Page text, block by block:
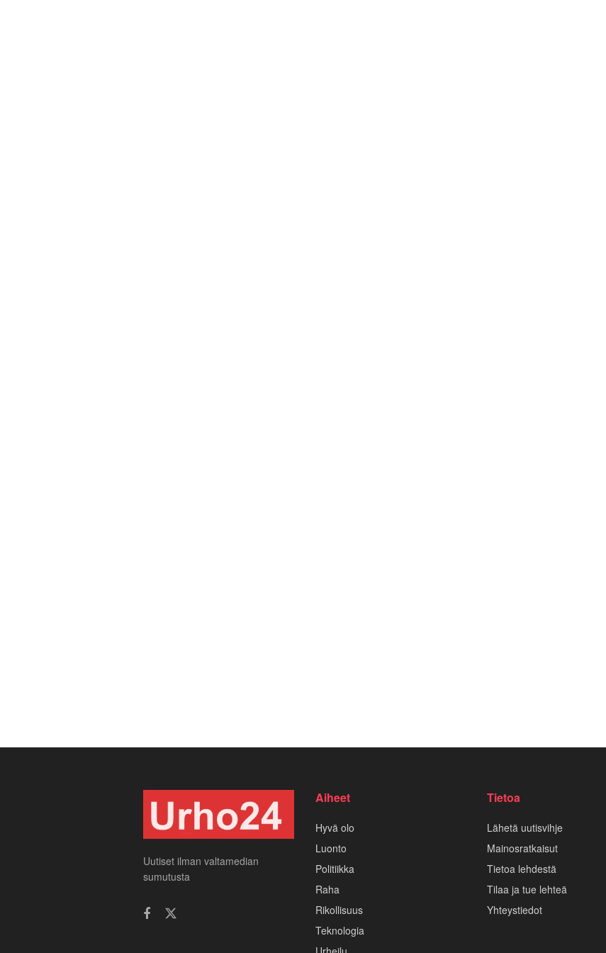
Uutiset ilman valtamedian
sumutusta
Aiheet
Hyvä olo
Luonto
Politiikka
Raha
Rikollisuus
Teknologia
Tietoa
Lähetä uutisvihje
Mainosratkaisut
Tietoa lehdestä
Tilaa ja tue lehteä
Yhteystiedot